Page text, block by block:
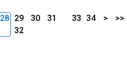
28 29 30
31
32
33 34 > >>